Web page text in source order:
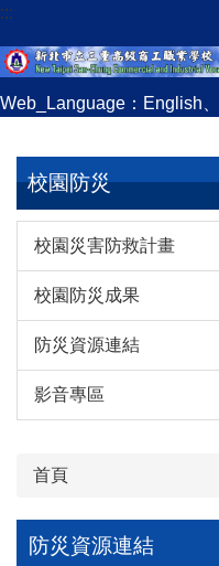
跳
到
主
要
內
:::
Web_Language： English
校園防災
校園災害防救計畫
校園防災成果
防災資源連結
影音專區
首頁
防災資源連結